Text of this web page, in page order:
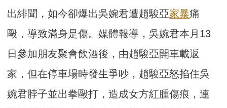
出緋聞，如今卻爆出吳婉君遭趙駿亞家暴痛
毆，導致滿身是傷。媒體報導，吳婉君本月13
日參加朋友聚會飲酒後，由趙駿亞開車載返
家，但在停車場時發生爭吵，趙駿亞怒掐住吳
婉君脖子並出拳毆打，造成女方紅腫傷痕，連